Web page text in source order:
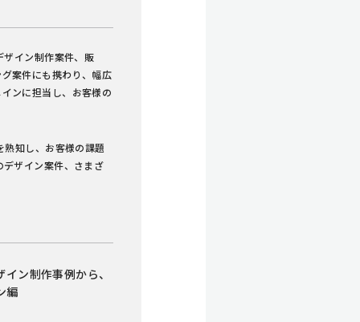
ザイン制作案件、販
案件にも携わり、幅広
ンに担当し、お客様の
知し、お客様の課題
ザイン案件、さまざ
ン制作事例から、
編